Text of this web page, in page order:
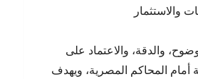
والاستثمار
والدقة، والاعتماد على
أمام المحاكم المصرية، ويهدف